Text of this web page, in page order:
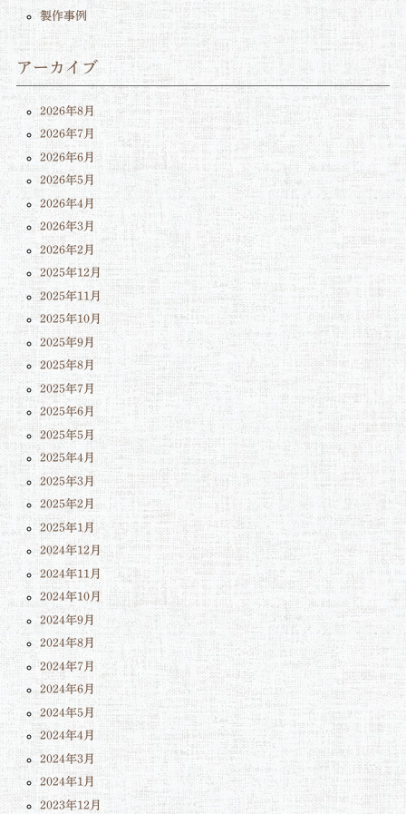
製作事例
アーカイブ
2026年8月
2026年7月
2026年6月
2026年5月
2026年4月
2026年3月
2026年2月
2025年12月
2025年11月
2025年10月
2025年9月
2025年8月
2025年7月
2025年6月
2025年5月
2025年4月
2025年3月
2025年2月
2025年1月
2024年12月
2024年11月
2024年10月
2024年9月
2024年8月
2024年7月
2024年6月
2024年5月
2024年4月
2024年3月
2024年1月
2023年12月